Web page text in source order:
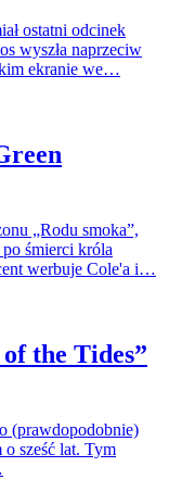
ostatni odcinek
wyszła naprzeciw
ekranie we…
„Rodu smoka”,
śmierci króla
werbuje Cole'a i…
the Tides”
(prawdopodobnie)
o sześć lat. Tym